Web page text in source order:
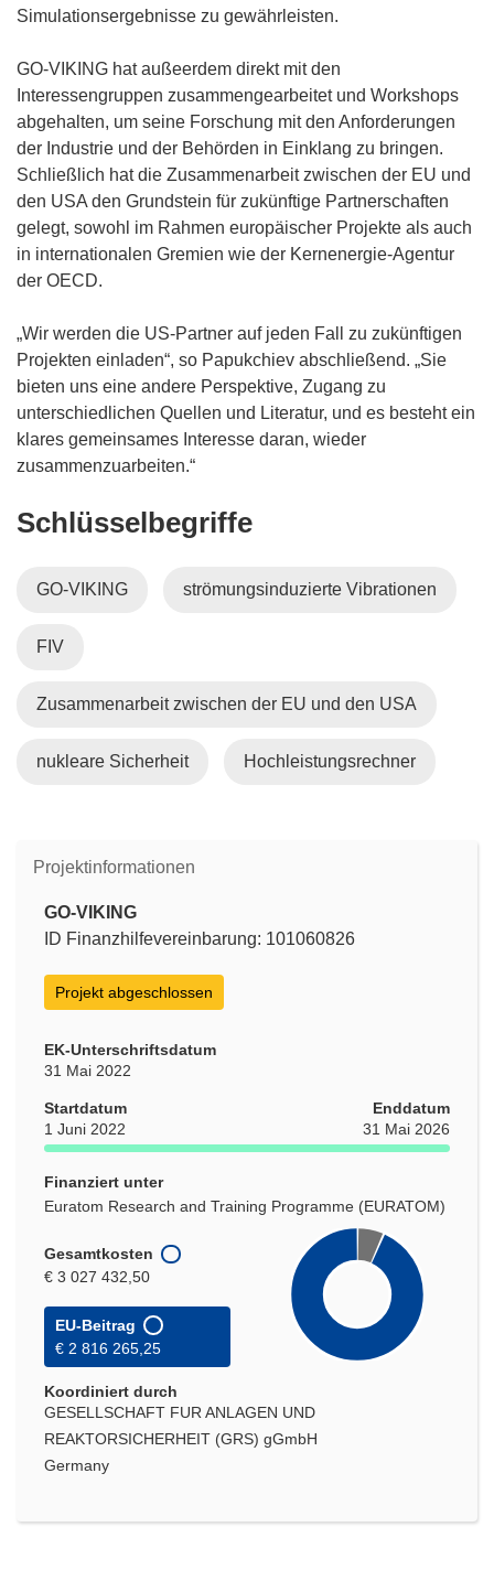
Simulationsergebnisse zu gewährleisten.
GO-VIKING hat außeerdem direkt mit den
Interessengruppen zusammengearbeitet und Workshops
abgehalten, um seine Forschung mit den Anforderungen
der Industrie und der Behörden in Einklang zu bringen.
Schließlich hat die Zusammenarbeit zwischen der EU und
den USA den Grundstein für zukünftige Partnerschaften
gelegt, sowohl im Rahmen europäischer Projekte als auch
in internationalen Gremien wie der Kernenergie-Agentur
der OECD.
„Wir werden die US-Partner auf jeden Fall zu zukünftigen
Projekten einladen“, so Papukchiev abschließend. „Sie
bieten uns eine andere Perspektive, Zugang zu
unterschiedlichen Quellen und Literatur, und es besteht ein
klares gemeinsames Interesse daran, wieder
zusammenzuarbeiten.“
Schlüsselbegriffe
GO-VIKING strömungsinduzierte Vibrationen
FIV
Zusammenarbeit zwischen der EU und den USA
nukleare Sicherheit Hochleistungsrechner
Projektinformationen
GO-VIKING
ID Finanzhilfevereinbarung: 101060826
Projekt abgeschlossen
EK-Unterschriftsdatum
31 Mai 2022
Startdatum
1 Juni 2022
Enddatum
31 Mai 2026
Finanziert unter
Euratom Research and Training Programme (EURATOM)
Gesamtkosten
€ 3 027 432,50
EU-Beitrag
€ 2 816 265,25
Koordiniert durch
GESELLSCHAFT FUR ANLAGEN UND
REAKTORSICHERHEIT (GRS) gGmbH
Germany